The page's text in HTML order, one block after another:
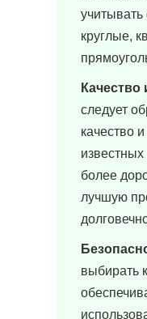
круглые,
Качество
следует
качество
более
лучшую
выбирать